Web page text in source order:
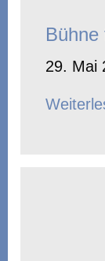
Bühne
29. Mai